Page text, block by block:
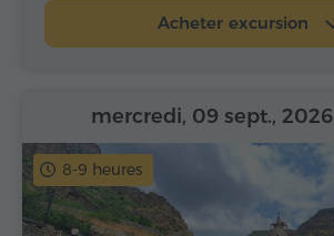
Acheter excursion
8-9 heures
mercredi, 09 sept., 2026